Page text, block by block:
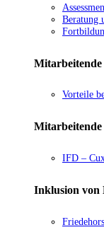
Beratung
Mitarbeitende
Vorteile
IFD –
Inklusion von